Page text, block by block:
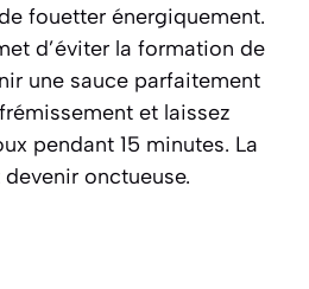
fouetter énergiquement.
d’éviter la formation de
une sauce parfaitement
et laissez
pendant 15 minutes. La
onctueuse.